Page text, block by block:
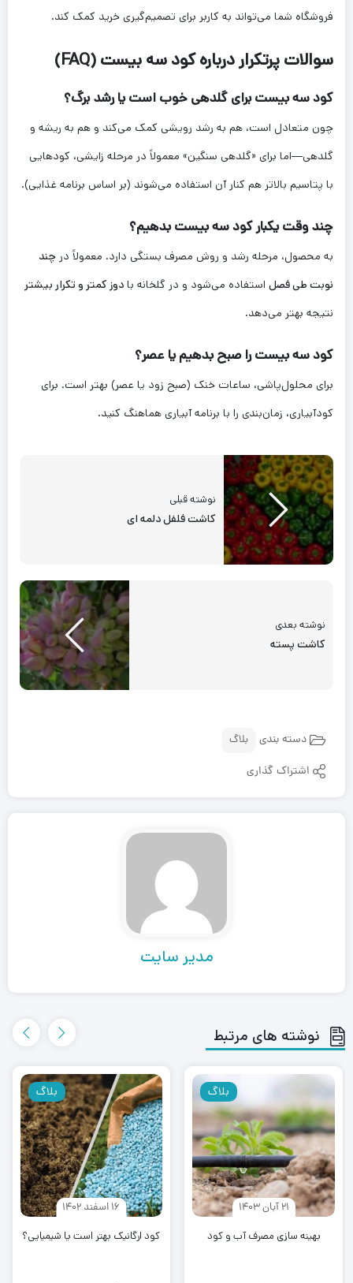
فروشگاه شما می‌تواند به کاربر برای تصمیم‌گیری خرید کمک کند.
سوالات پرتکرار درباره کود سه بیست (FAQ)
کود سه بیست برای گلدهی خوب است یا رشد برگ؟
چون متعادل است، هم به رشد رویشی کمک می‌کند و هم به ریشه و
گلدهی—اما برای «گلدهی سنگین» معمولاً در مرحله زایشی، کودهایی
با پتاسیم بالاتر هم کنار آن استفاده می‌شوند (بر اساس برنامه غذایی).
چند وقت یکبار کود سه بیست بدهیم؟
به محصول، مرحله رشد و روش مصرف بستگی دارد. معمولاً در چند
نوبت طی فصل استفاده می‌شود و در گلخانه با دوز کمتر و تکرار بیشتر
نتیجه بهتر می‌دهد.
کود سه بیست را صبح بدهیم یا عصر؟
برای محلول‌پاشی، ساعات خنک (صبح زود یا عصر) بهتر است. برای
کودآبیاری، زمان‌بندی را با برنامه آبیاری هماهنگ کنید.
نوشته قبلی
کاشت فلفل دلمه ای
نوشته بعدی
کاشت پسته
دسته بندی بلاگ
اشتراک گذاری
مدیر سایت
نوشته های مرتبط
بلاگ
21 آبان 1403
بهینه‌ سازی مصرف آب و کود
بلاگ
16 اسفند 1402
کود ارگانیک بهتر است یا شیمیایی؟